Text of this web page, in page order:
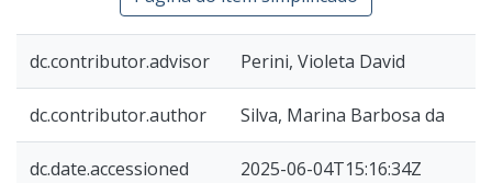
dc.contributor.advisor Perini, Violeta David
dc.contributor.author Silva, Marina Barbosa da
dc.date.accessioned 2025-06-04T15:16:34Z